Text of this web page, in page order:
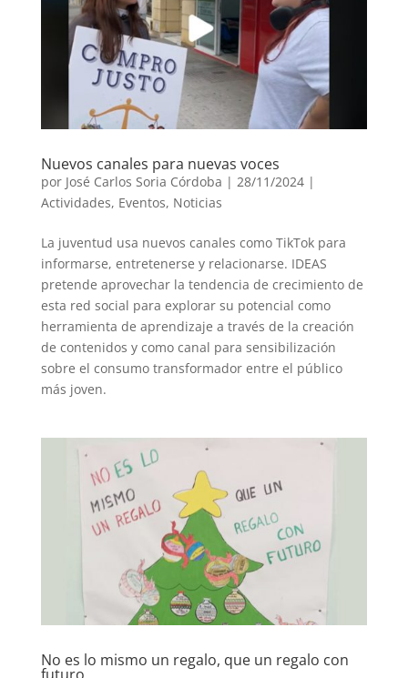
Nuevos canales para nuevas voces
por José Carlos Soria Córdoba | 28/11/2024 |
Actividades, Eventos, Noticias
La juventud usa nuevos canales como TikTok para
informarse, entretenerse y relacionarse. IDEAS
pretende aprovechar la tendencia de crecimiento de
esta red social para explorar su potencial como
herramienta de aprendizaje a través de la creación
de contenidos y como canal para sensibilización
sobre el consumo transformador entre el público
más joven.
No es lo mismo un regalo, que un regalo con